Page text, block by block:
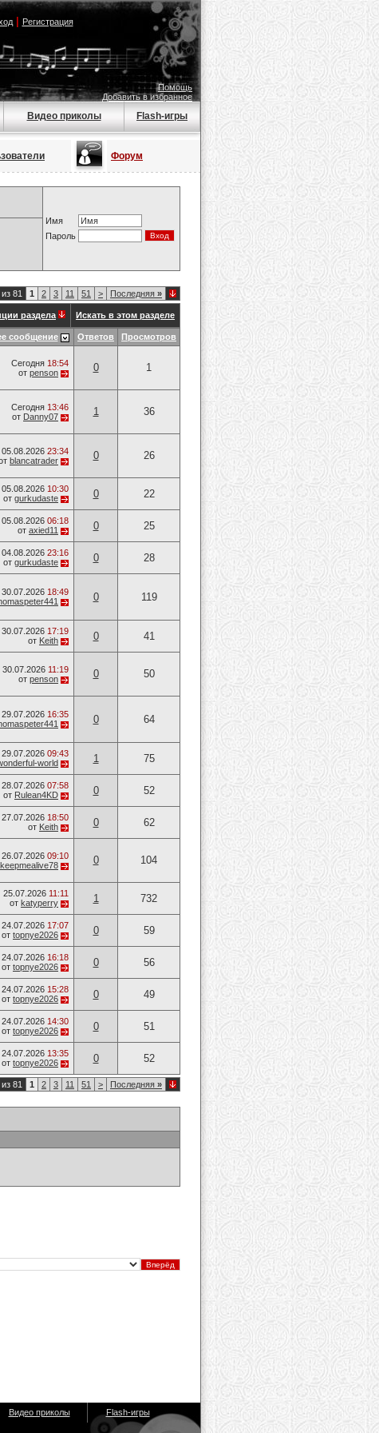
| Регистрация
Помощь
Добавить в избранное
Видео приколы Flash-игры
Форум
Имя
Пароль
81 1 2 3 11 51 > Последняя »
раздела Искать в этом разделе
сообщение Ответов Просмотров
Сегодня 18:54
от penson 0 1
Сегодня 13:46
от Danny07 1 36
05.08.2026 23:34
blancatrader 0 26
05.08.2026 10:30
от gurkudaste 0 22
05.08.2026 06:18
от axied11 0 25
04.08.2026 23:16
от gurkudaste 0 28
30.07.2026 18:49
0 119
30.07.2026 17:19
от Keith 0 41
30.07.2026 11:19
от penson 0 50
29.07.2026 16:35
0 64
29.07.2026 09:43
world 1 75
28.07.2026 07:58
от Rulean4KD 0 52
27.07.2026 18:50
от Keith 0 62
26.07.2026 09:10
keepmealive78 0 104
25.07.2026 11:11
от katyperry 1 732
24.07.2026 17:07
от topnye2026 0 59
24.07.2026 16:18
от topnye2026 0 56
24.07.2026 15:28
от topnye2026 0 49
24.07.2026 14:30
от topnye2026 0 51
24.07.2026 13:35
от topnye2026 0 52
81 1 2 3 11 51 > Последняя »
Видео приколы Flash-игры